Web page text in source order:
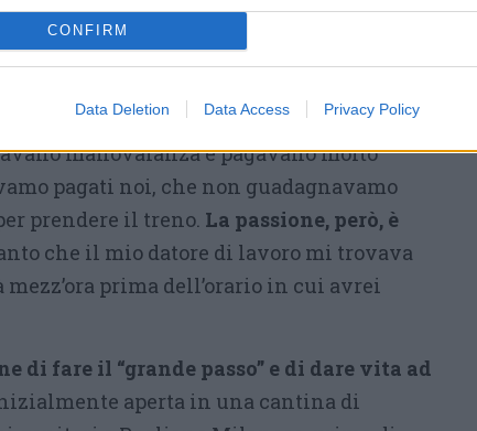
CONFIRM
Data Deletion Data Access Privacy Policy
di lavoro, viste la paga e le difficoltà di
perché erano gli anni in cui aziende
manovalanza e pagavano molto
pagati noi, che non guadagnavamo
prendere il treno. La passione, però, è
che il mio datore di lavoro mi trovava
prima dell’orario in cui avrei
di fare il “grande passo” e di dare vita ad
aperta in una cantina di